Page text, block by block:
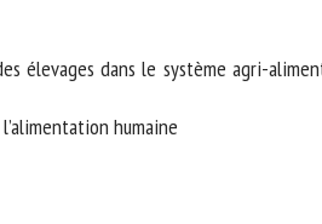
dans le système agri-
humaine